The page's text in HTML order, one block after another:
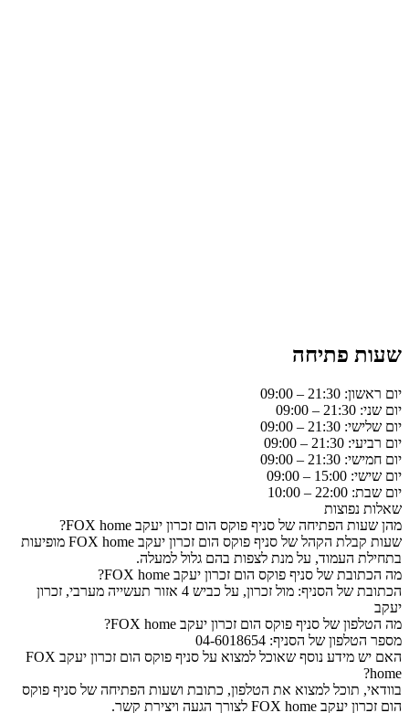
שעות פתיחה
יום ראשון: 21:30 – 09:00
יום שני: 21:30 – 09:00
יום שלישי: 21:30 – 09:00
יום רביעי: 21:30 – 09:00
יום חמישי: 21:30 – 09:00
יום שישי: 15:00 – 09:00
יום שבת: 22:00 – 10:00
שאלות נפוצות
מהן שעות הפתיחה של סניף פוקס הום זכרון יעקב FOX home?
שעות קבלת הקהל של סניף פוקס הום זכרון יעקב FOX home מופיעות
בתחילת העמוד, על מנת לצפות בהם גלול למעלה.
מה הכתובת של סניף פוקס הום זכרון יעקב FOX home?
הכתובת של הסניף: מול זכרון, על כביש 4 אזור תעשייה מערבי, זכרון
יעקב
מה הטלפון של סניף פוקס הום זכרון יעקב FOX home?
מספר הטלפון של הסניף: 04-6018654
האם יש מידע נוסף שאוכל למצוא על סניף פוקס הום זכרון יעקב FOX
home?
בוודאי, תוכל למצוא את הטלפון, כתובת ושעות הפתיחה של סניף פוקס
הום זכרון יעקב FOX home לצורך הגעה ויצירת קשר.